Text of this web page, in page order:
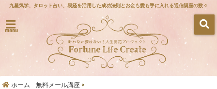
九星気学、タロット占い、易経を活用した成功法則とお金も愛も手に入れる通信講座の数々
menu
ホーム 無料メール講座 >